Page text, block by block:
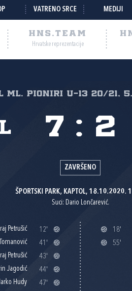
VATRENO SRCE MEDIJI
HNS.TEAM
Hrvatske reprezentacije
Ml. pioniri U-13 20/21,
7 : 2
ZAVRŠENO
ŠPORTSKI PARK, KAPTOL, 18.10.2020.
Suci: Dario Lončarević.
Petrušić
12'
41'
Petrušić
43'
Jagodić
44'
Hudy
47'
18'
55'